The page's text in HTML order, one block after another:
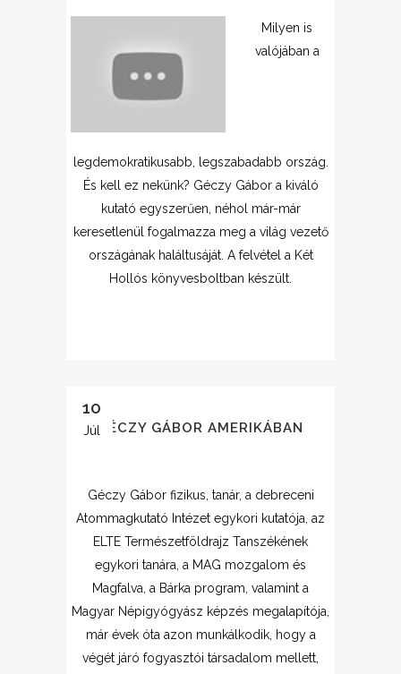
Milyen is
valójában a
legdemokratikusabb, legszabadabb ország.
És kell ez nekünk? Géczy Gábor a kiváló
kutató egyszerűen, néhol már-már
keresetlenül fogalmazza meg a világ vezető
országának haláltusáját. A felvétel a Két
Hollós könyvesboltban készült.
10
JúlGÉCZY GÁBOR AMERIKÁBAN
Géczy Gábor fizikus, tanár, a debreceni
Atommagkutató Intézet egykori kutatója, az
ELTE Természetföldrajz Tanszékének
egykori tanára, a MAG mozgalom és
Magfalva, a Bárka program, valamint a
Magyar Népigyógyász képzés megalapítója,
már évek óta azon munkálkodik, hogy a
végét járó fogyasztói társadalom mellett,